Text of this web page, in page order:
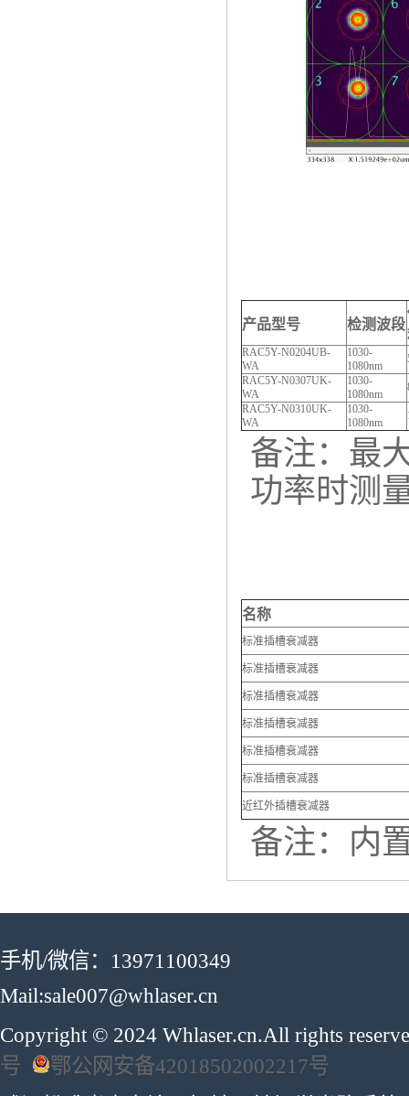
产品型号 检测波段
RAC5Y-N0204UB-
WA
1030-
1080nm
RAC5Y-N0307UK-
WA
1030-
1080nm
RAC5Y-N0310UK-
WA
1030-
1080nm
备注：最
功率时测
名称
标准插槽衰减器
标准插槽衰减器
标准插槽衰减器
标准插槽衰减器
标准插槽衰减器
标准插槽衰减器
近红外插槽衰减器
备注：内
手机/微信：13971100349
Mail:sale007@whlaser.cn
Copyright © 2024 Whlaser.cn.All rights
号
鄂公网安备42018502002217号